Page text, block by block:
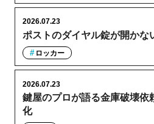
ポストのダイヤル錠が開かな
2026.07.23
ロッカー
鍵屋のプロが語る金庫破壊依
化
2026.07.23